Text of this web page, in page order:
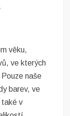
věku,
ve kterých
naše
barev, ve
také v